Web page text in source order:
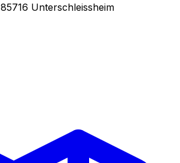
85716 Unterschleissheim